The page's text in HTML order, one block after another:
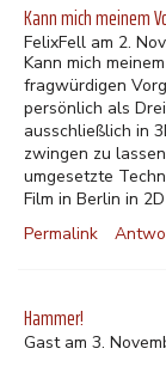
Kann mich meinem
FelixFell am 2.
Kann mich
fragwürdigen
persönlich als
ausschließlich in
zwingen zu
umgesetzte
Film in Berlin in
Permalink
Hammer!
Gast am 3.